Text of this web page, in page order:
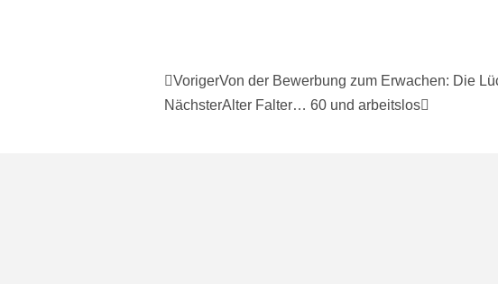
VorigerVon der Bewerbung zum Erwachen: Die
NächsterAlter Falter… 60 und arbeitslos